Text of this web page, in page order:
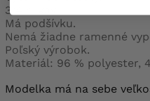
3/4 rukáv.
Má podšívku.
Nemá žiadne ramenné
Poľský výrobok.
Materiál: 96 % polyester,
Modelka má na sebe